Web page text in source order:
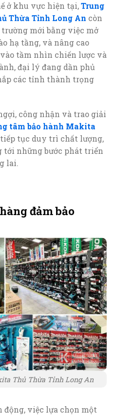
ở khu vực hiện tại,Trung
Thừa Tỉnh Long An còn
mới bằng việc mở
hạ tầng, và nâng cao
tầm nhìn chiến lược và
đại lý đang dần phủ
các tỉnh thành trọng
công nhận và trao giải
tâm bảo hành Makita
tiếp tục duy trì chất lượng,
tới những bước phát triển
lai.
đảm bảo
Thủ Thừa Tỉnh Long An
việc lựa chọn một